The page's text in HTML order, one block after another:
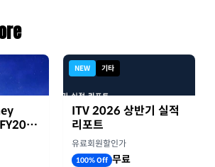
NEW 기타
ITV 2026 상반기 실적
리포트
유료회원할인가
100% Off 무료